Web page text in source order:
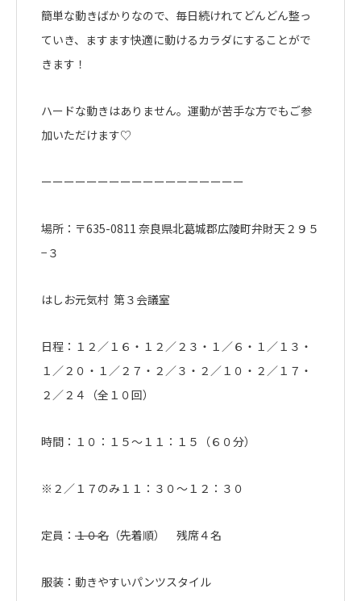
簡単な動きばかりなので、毎日続けれてどんどん整っ
ていき、ますます快適に動けるカラダにすることがで
きます！
ハードな動きはありません。運動が苦手な方でもご参
加いただけます♡
ーーーーーーーーーーーーーーーーーー
場所：〒635-0811 奈良県北葛城郡広陵町弁財天２９５
−３
はしお元気村 第３会議室
日程：１２／１６・１２／２３・１／６・１／１３・
１／２０・１／２７・２／３・２／１０・２／１７・
２／２４（全１０回）
時間：１０：１５〜１１：１５（６０分）
※２／１７のみ１１：３０〜１２：３０
定員： １０名 （先着順） 残席４名
服装：動きやすいパンツスタイル